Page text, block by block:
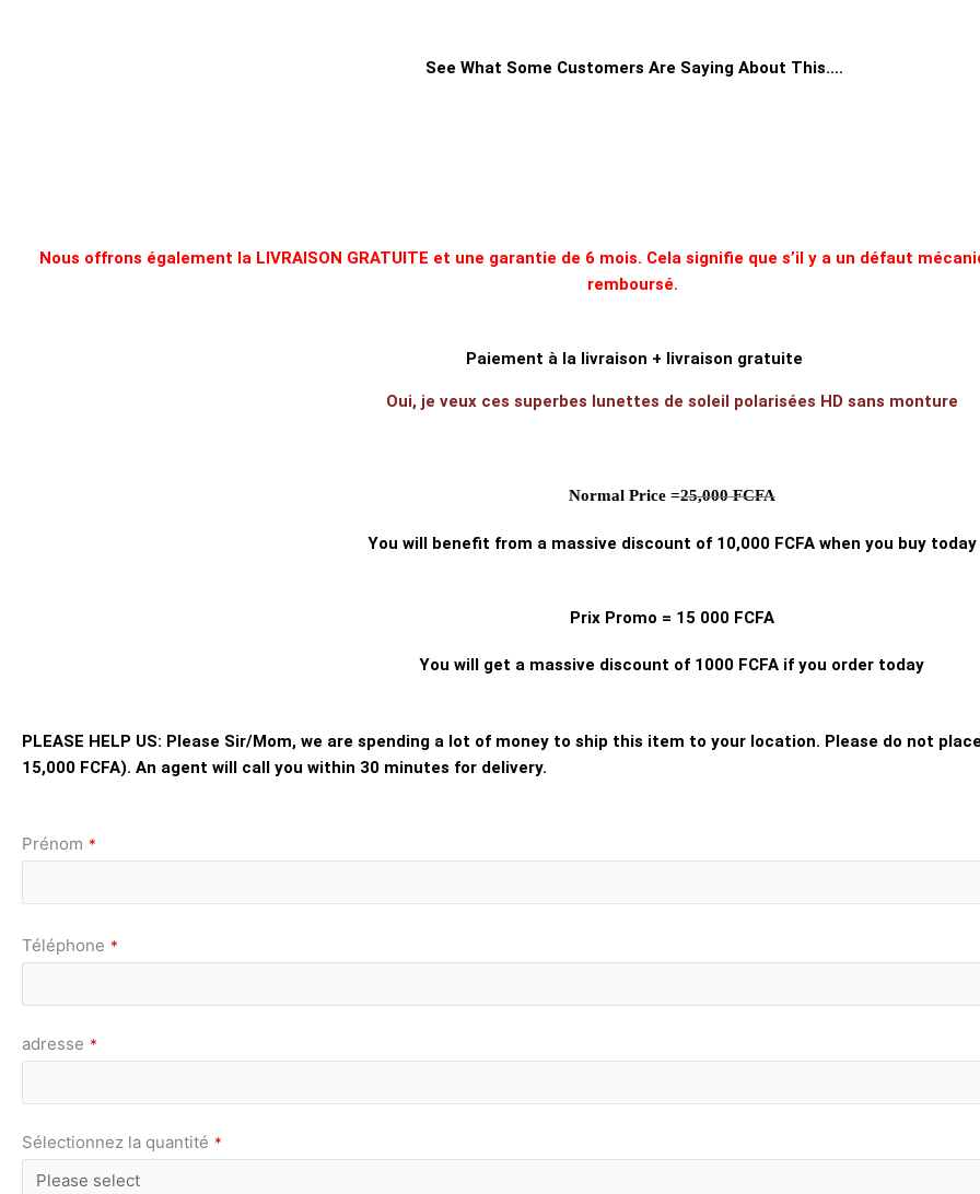
See What Some Customers Are Saying About This....
Nous offrons également la LIVRAISON GRATUITE et une garantie de 6 mois. Cela signifie que s’il y a un défaut
remboursé.
Paiement à la livraison + livraison gratuite
Oui, je veux ces superbes lunettes de soleil polarisées HD sans monture
Normal Price =25,000 FCFA
You will benefit from a massive discount of 10,000 FCFA when you buy today
Prix Promo = 15 000 FCFA
You will get a massive discount of 1000 FCFA if you order today
PLEASE HELP US: Please Sir/Mom, we are spending a lot of money to ship this item to your location. Please do not
15,000 FCFA). An agent will call you within 30 minutes for delivery.
Prénom *
Téléphone *
adresse *
Sélectionnez la quantité *